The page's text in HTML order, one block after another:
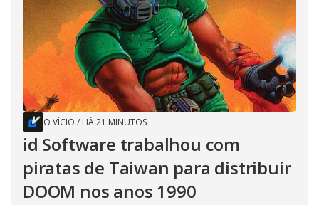
O VÍCIO / HÁ 21 MINUTOS
id Software trabalhou com
piratas de Taiwan para distribuir
DOOM nos anos 1990